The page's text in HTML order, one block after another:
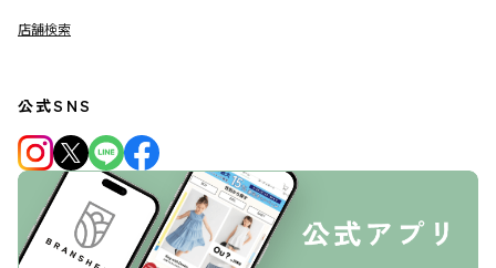
店舗検索
公式SNS